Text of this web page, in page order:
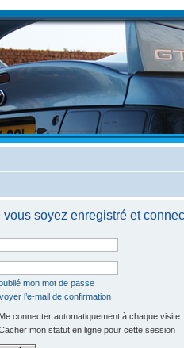
vous soyez enregistré et
mon mot de passe
l’e-mail de confirmation
Me connecter automatiquement à chaque visite
mon statut en ligne pour cette session